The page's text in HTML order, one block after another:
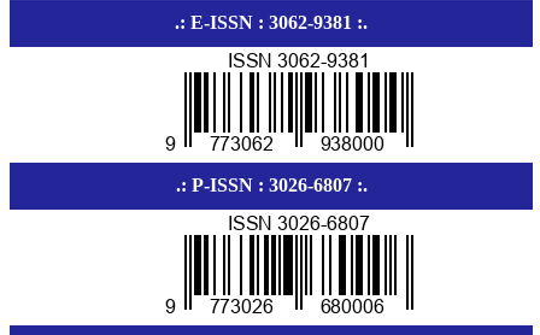
.: E-ISSN : 3062-9381 :.
.: P-ISSN : 3026-6807 :.